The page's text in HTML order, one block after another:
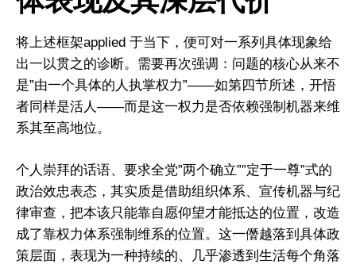
将上述框架applied 于当下，便可对一系列具体现象给
出一以贯之的诊断。需要再次强调：问题的核心从来不
是”由一个具体的人执掌权力”——如第四节所述，开悟
者同样是活人——而是这一权力是否依赖强制机器来维
系其至高地位。
个人崇拜的话语、要求全党”两个确立””定于一尊”式的
政治效忠表态，其实质是借助组织体系、宣传机器与纪
律审查，把本该只能靠自愿仰望才能抵达的位置，改造
成了靠权力体系强制维系的位置。这一僭越落到具体政
策层面，表现为一种持续的、几乎渗透到生活每个角落